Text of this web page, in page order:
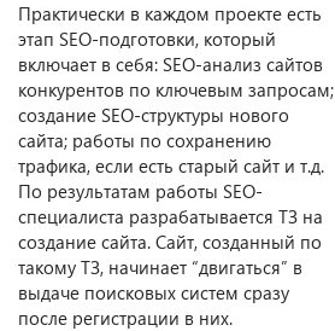
Практически в каждом проекте есть
этап SEO-подготовки, который
включает в себя: SEO-анализ сайтов
конкурентов по ключевым запросам;
создание SEO-структуры нового
сайта; работы по сохранению
трафика, если есть старый сайт и т.д.
По результатам работы SEO-
специалиста разрабатывается ТЗ на
создание сайта. Сайт, созданный по
такому ТЗ, начинает “двигаться” в
выдаче поисковых систем сразу
после регистрации в них.